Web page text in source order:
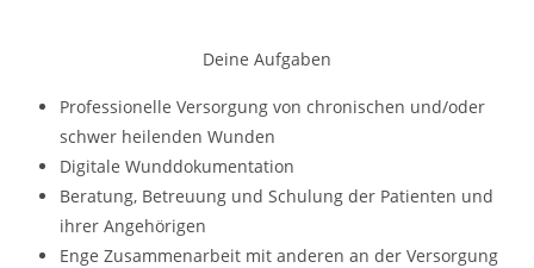
Deine Aufgaben
Professionelle Versorgung von chronischen und/oder
schwer heilenden Wunden
Digitale Wunddokumentation
Beratung, Betreuung und Schulung der Patienten und
ihrer Angehörigen
Enge Zusammenarbeit mit anderen an der Versorgung